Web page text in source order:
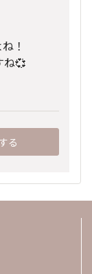
！
ね💞
る